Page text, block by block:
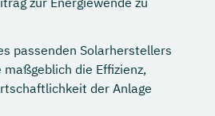
passenden Solarherstellers
die Effizienz,
der Anlage